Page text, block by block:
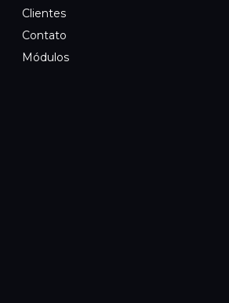
Clientes
Contato
Módulos